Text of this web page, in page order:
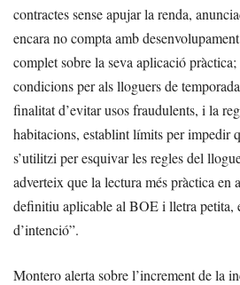
contractes sense apujar la renda,
encara no compta amb
complet sobre la seva aplicació
condicions per als lloguers de
finalitat d’evitar usos fraudulents, i la
habitacions, establint límits per impedir
s’utilitzi per esquivar les regles del
adverteix que la lectura més pràctica en
definitiu aplicable al BOE i lletra petita,
d’intenció”.
Montero alerta sobre l’increment de la